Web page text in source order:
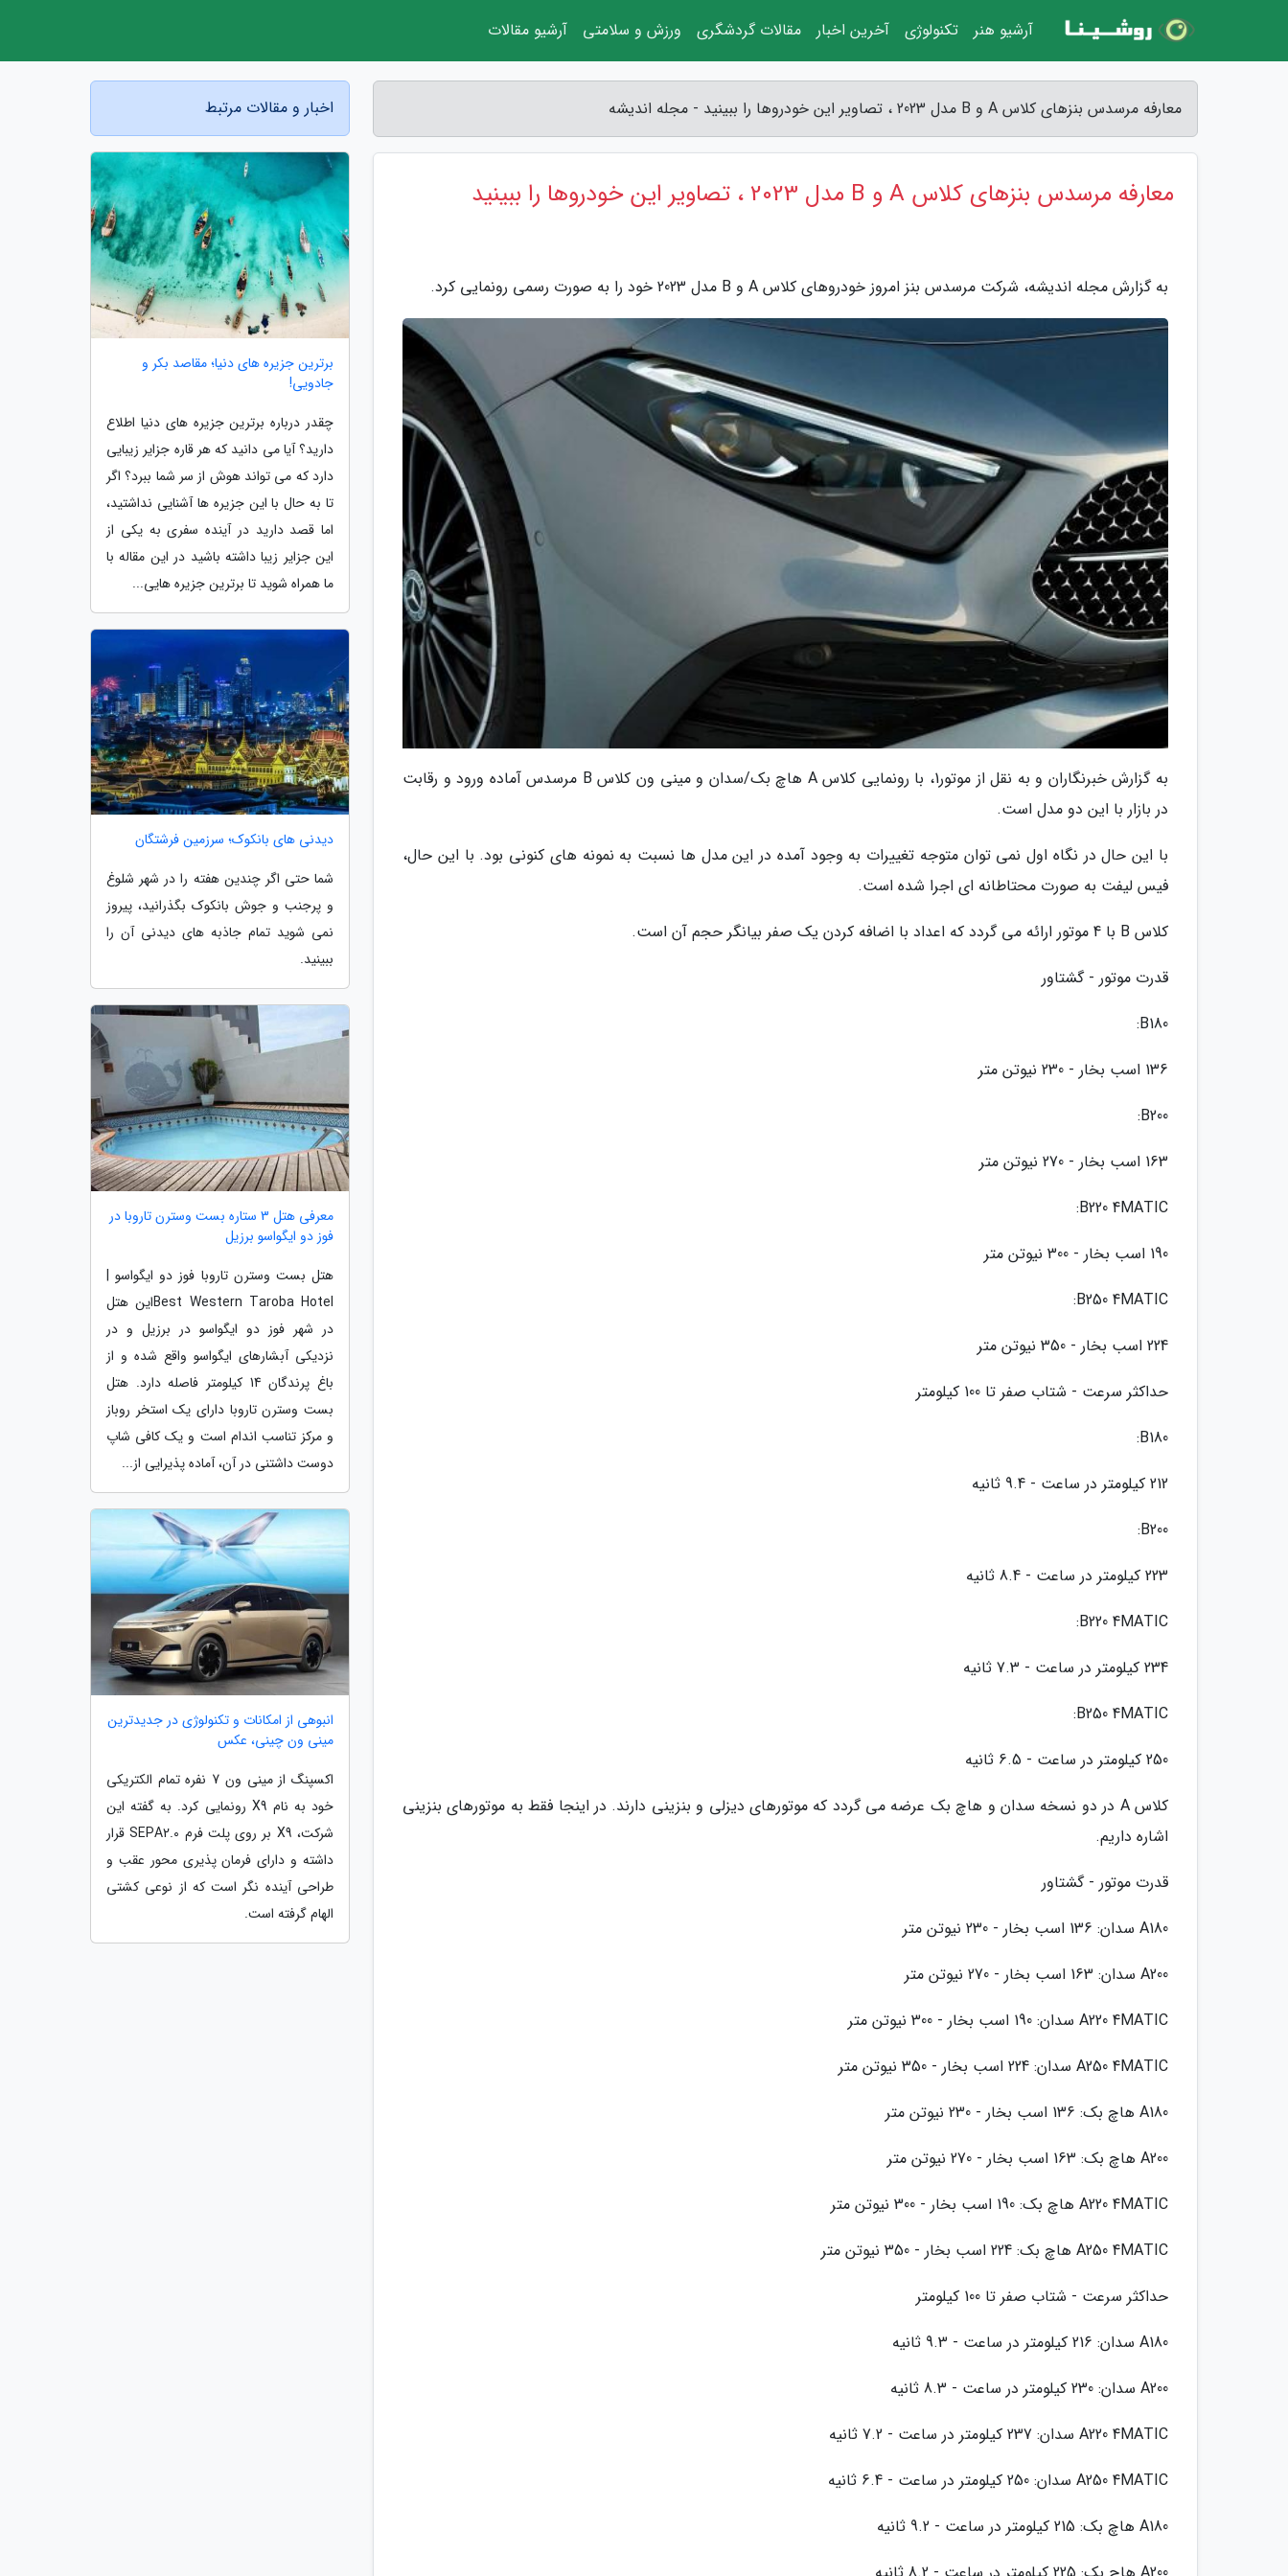
معارفه مرسدس بنزهای کلاس A و B مدل 2023 ، تصاویر این خودروها را ببینید - مجله اندیشه
معارفه مرسدس بنزهای کلاس A و B مدل 2023 ، تصاویر این خودروها را ببینید
به گزارش مجله اندیشه، شرکت مرسدس بنز امروز خودروهای کلاس A و B مدل 2023 خود را به صورت رسمی رونمایی کرد.
به گزارش خبرنگاران و به نقل از موتور1، با رونمایی کلاس A هاچ بک/سدان و مینی ون کلاس B مرسدس آماده ورود و رقابت
در بازار با این دو مدل است.
با این حال در نگاه اول نمی توان متوجه تغییرات به وجود آمده در این مدل ها نسبت به نمونه های کنونی بود. با این حال،
فیس لیفت به صورت محتاطانه ای اجرا شده است.
کلاس B با 4 موتور ارائه می گردد که اعداد با اضافه کردن یک صفر بیانگر حجم آن است.
قدرت موتور - گشتاور
B180:
136 اسب بخار - 230 نیوتن متر
B200:
163 اسب بخار - 270 نیوتن متر
B220 4MATIC:
190 اسب بخار - 300 نیوتن متر
B250 4MATIC:
224 اسب بخار - 350 نیوتن متر
حداکثر سرعت - شتاب صفر تا 100 کیلومتر
B180:
212 کیلومتر در ساعت - 9.4 ثانیه
B200:
223 کیلومتر در ساعت - 8.4 ثانیه
B220 4MATIC:
234 کیلومتر در ساعت - 7.3 ثانیه
B250 4MATIC:
250 کیلومتر در ساعت - 6.5 ثانیه
کلاس A در دو نسخه سدان و هاچ بک عرضه می گردد که موتورهای دیزلی و بنزینی دارند. در اینجا فقط به موتورهای بنزینی
اشاره داریم.
قدرت موتور - گشتاور
A180 سدان: 136 اسب بخار - 230 نیوتن متر
A200 سدان: 163 اسب بخار - 270 نیوتن متر
A220 4MATIC سدان: 190 اسب بخار - 300 نیوتن متر
A250 4MATIC سدان: 224 اسب بخار - 350 نیوتن متر
A180 هاچ بک: 136 اسب بخار - 230 نیوتن متر
A200 هاچ بک: 163 اسب بخار - 270 نیوتن متر
A220 4MATIC هاچ بک: 190 اسب بخار - 300 نیوتن متر
A250 4MATIC هاچ بک: 224 اسب بخار - 350 نیوتن متر
حداکثر سرعت - شتاب صفر تا 100 کیلومتر
A180 سدان: 216 کیلومتر در ساعت - 9.3 ثانیه
A200 سدان: 230 کیلومتر در ساعت - 8.3 ثانیه
A220 4MATIC سدان: 237 کیلومتر در ساعت - 7.2 ثانیه
A250 4MATIC سدان: 250 کیلومتر در ساعت - 6.4 ثانیه
A180 هاچ بک: 215 کیلومتر در ساعت - 9.2 ثانیه
اخبار و مقالات مرتبط
برترین جزیره های دنیا؛ مقاصد بکر و
جادویی!
چقدر درباره برترین جزیره های دنیا اطلاع
دارید؟ آیا می دانید که هر قاره جزایر زیبایی
دارد که می تواند هوش از سر شما ببرد؟ اگر
تا به حال با این جزیره ها آشنایی نداشتید،
اما قصد دارید در آینده سفری به یکی از
این جزایر زیبا داشته باشید در این مقاله با
ما همراه شوید تا برترین جزیره هایی...
دیدنی های بانکوک؛ سرزمین فرشتگان
شما حتی اگر چندین هفته را در شهر شلوغ
و پرجنب و جوش بانکوک بگذرانید، پیروز
نمی شوید تمام جاذبه های دیدنی آن را
ببینید.
معرفی هتل 3 ستاره بست وسترن تاروبا در
فوز دو ایگواسو برزیل
هتل بست وسترن تاروبا فوز دو ایگواسو |
Best Western Taroba Hotelاین هتل
در شهر فوز دو ایگواسو در برزیل و در
نزدیکی آبشارهای ایگواسو واقع شده و از
باغ پرندگان 14 کیلومتر فاصله دارد. هتل
بست وسترن تاروبا دارای یک استخر روباز
و مرکز تناسب اندام است و یک کافی شاپ
دوست داشتنی در آن، آماده پذیرایی از...
انبوهی از امکانات و تکنولوژی در جدیدترین
مینی ون چینی، عکس
اکسپنگ از مینی ون 7 نفره تمام الکتریکی
خود به نام X9 رونمایی کرد. به گفته این
شرکت، X9 بر روی پلت فرم SEPA2.0 قرار
داشته و دارای فرمان پذیری محور عقب و
طراحی آینده نگر است که از نوعی کشتی
الهام گرفته است.
آرشیو هنر تکنولوژی آخرین اخبار مقالات گردشگری ورزش و سلامتی آرشیو مقالات